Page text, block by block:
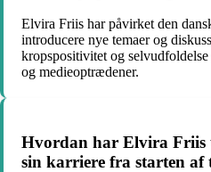
Elvira Friis har påvirket den
introducere nye temaer og
kropspositivitet og
og medieoptrædener.
Hvordan har Elvira Friis
sin karriere fra starten af